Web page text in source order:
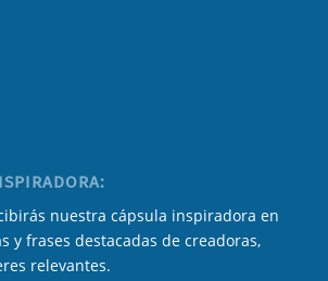
nuestra cápsula inspiradora en
y frases destacadas de creadoras,
relevantes.